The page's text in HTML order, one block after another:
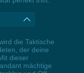
die Taktische
der deine
dieser
mächtige